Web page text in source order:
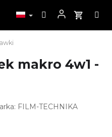
makro 4w1 -
FILM-TECHNIKA